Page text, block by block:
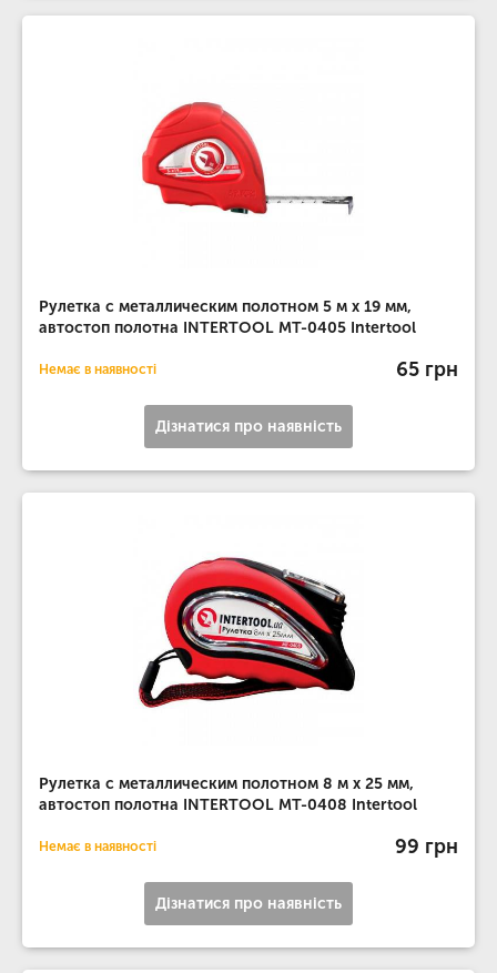
Рулетка с металлическим полотном 5 м x 19 мм,
автостоп полотна INTERTOOL MT-0405 Intertool
Немає в наявності 65 грн
Дізнатися про наявність
Рулетка с металлическим полотном 8 м x 25 мм,
автостоп полотна INTERTOOL MT-0408 Intertool
Немає в наявності 99 грн
Дізнатися про наявність